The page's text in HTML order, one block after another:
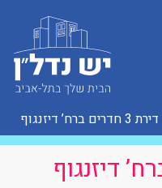
דירת 3 חדרים ברח’ דיזנגוף